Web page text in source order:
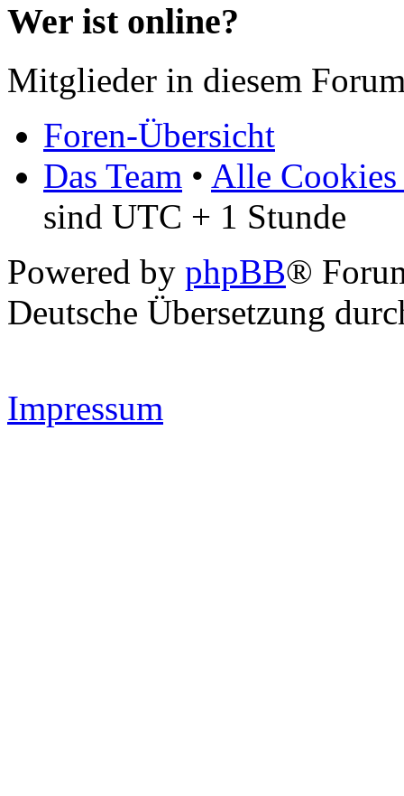
Wer ist online?
Mitglieder in diesem
Foren-Übersicht
Das Team • Alle Cookies
sind UTC + 1 Stunde
Powered by phpBB®
Deutsche Übersetzung
Impressum